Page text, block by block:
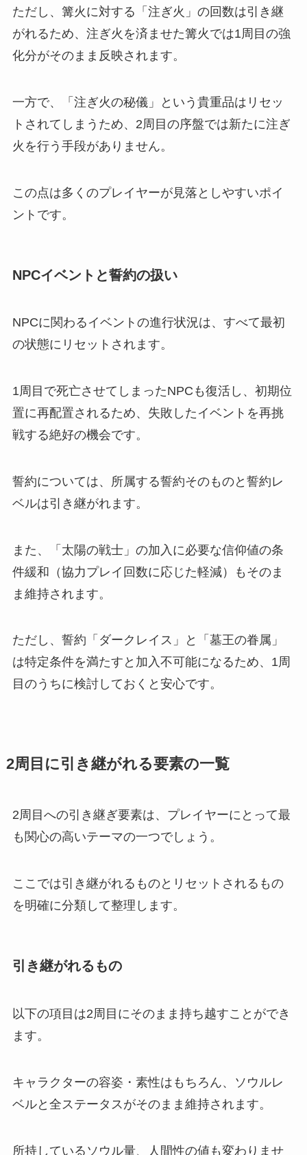
ただし、篝火に対する「注ぎ火」の回数は引き継
がれるため、注ぎ火を済ませた篝火では1周目の強
化分がそのまま反映されます。
一方で、「注ぎ火の秘儀」という貴重品はリセッ
トされてしまうため、2周目の序盤では新たに注ぎ
火を行う手段がありません。
この点は多くのプレイヤーが見落としやすいポイ
ントです。
NPCイベントと誓約の扱い
NPCに関わるイベントの進行状況は、すべて最初
の状態にリセットされます。
1周目で死亡させてしまったNPCも復活し、初期位
置に再配置されるため、失敗したイベントを再挑
戦する絶好の機会です。
誓約については、所属する誓約そのものと誓約レ
ベルは引き継がれます。
また、「太陽の戦士」の加入に必要な信仰値の条
件緩和（協力プレイ回数に応じた軽減）もそのま
ま維持されます。
ただし、誓約「ダークレイス」と「墓王の眷属」
は特定条件を満たすと加入不可能になるため、1周
目のうちに検討しておくと安心です。
2周目に引き継がれる要素の一覧
2周目への引き継ぎ要素は、プレイヤーにとって最
も関心の高いテーマの一つでしょう。
ここでは引き継がれるものとリセットされるもの
を明確に分類して整理します。
引き継がれるもの
以下の項目は2周目にそのまま持ち越すことができ
ます。
キャラクターの容姿・素性はもちろん、ソウルレ
ベルと全ステータスがそのまま維持されます。
所持しているソウル量、人間性の値も変わりませ